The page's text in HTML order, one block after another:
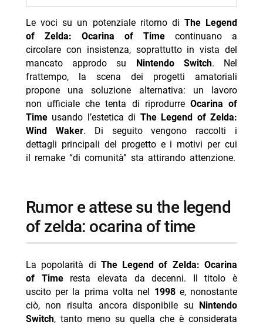
-- un remake non ufficiale costruito da zero
- origine del progetto: da scherzo a lavoro
continuativo
- toon link e ritorno estetico nelle future voci della
-- perché il remake amatoriale attira attenzione
- dati essenziali di the legend of zelda: ocarina of time
-- Scopri di più da Jump the shark
-- RispondiAnnulla risposta
- Steven Basalari, sarà il pubblico a decidere se aprirà
un’attività: il nuovo video TikTok
L’Erede
- Reazione a catena oggi 8 agosto 2026 Rai 1 Liorni
- Delitti del BarLume Il re dei giochi stasera su TV8
Le voci su un potenziale ritorno di The Legend
of Zelda: Ocarina of Time continuano a
circolare con insistenza, soprattutto in vista del
mancato approdo su
Nintendo Switch. Nel
frattempo, la scena dei progetti amatoriali
propone una soluzione alternativa: un lavoro
non ufficiale che tenta di riprodurre Ocarina of
Timeusando l’estetica di The Legend of Zelda:
Wind Waker. Di seguito vengono raccolti i
dettagli principali del progetto e i motivi per cui
il remake “di comunità” sta attirando attenzione.
rumor e attese su the legend
of zelda: ocarina of time
La popolarità di The Legend of Zelda: Ocarina
of Timeresta elevata da decenni. Il titolo è
uscito per la prima volta nel 1998e, nonostante
ciò, non risulta ancora disponibile su Nintendo
Switch, tanto meno su quella che è considerata